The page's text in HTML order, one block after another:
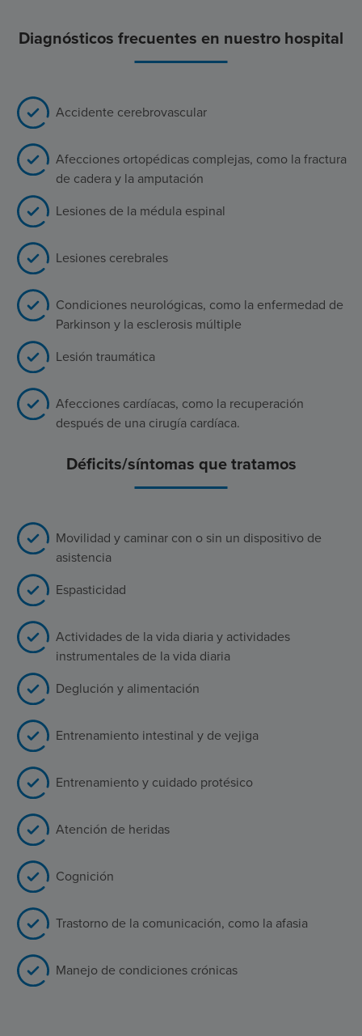
Diagnósticos frecuentes en nuestro hospital
Accidente cerebrovascular
Afecciones ortopédicas complejas, como la fractura
de cadera y la amputación
Lesiones de la médula espinal
Lesiones cerebrales
Condiciones neurológicas, como la enfermedad de
Parkinson y la esclerosis múltiple
Lesión traumática
Afecciones cardíacas, como la recuperación
después de una cirugía cardíaca.
Déficits/síntomas que tratamos
Movilidad y caminar con o sin un dispositivo de
asistencia
Espasticidad
Actividades de la vida diaria y actividades
instrumentales de la vida diaria
Deglución y alimentación
Entrenamiento intestinal y de vejiga
Entrenamiento y cuidado protésico
Atención de heridas
Cognición
Trastorno de la comunicación, como la afasia
Manejo de condiciones crónicas